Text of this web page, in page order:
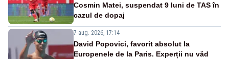
Cosmin Matei, suspendat 9 luni de TAS în
cazul de dopaj
7 aug. 2026, 17:14
David Popovici, favorit absolut la
Europenele de la Paris. Experții nu văd